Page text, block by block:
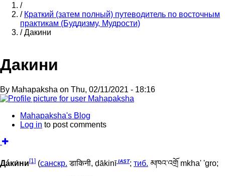
Breadcrumb
/Home
/ Краткий (затем полный) путеводитель по восточным
практикам (Буддизму, Мудрости)
/ Дакини
Дакини
By Mahapaksha on Thu, 02/11/2021 - 18:16
Mahapaksha's Blog
Log in to post comments
Дáки́ни[1] (санскр. डाकिनी, ḍākinīIAST; тиб. མཁའ་འགྲོ mkha' 'gro;